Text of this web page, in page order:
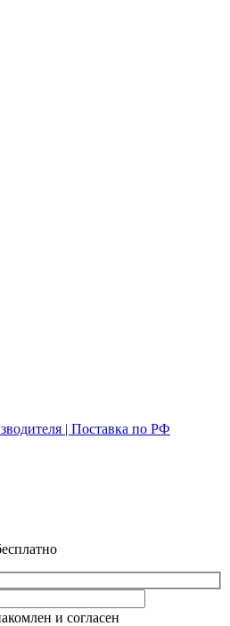
| Поставка по РФ
и согласен